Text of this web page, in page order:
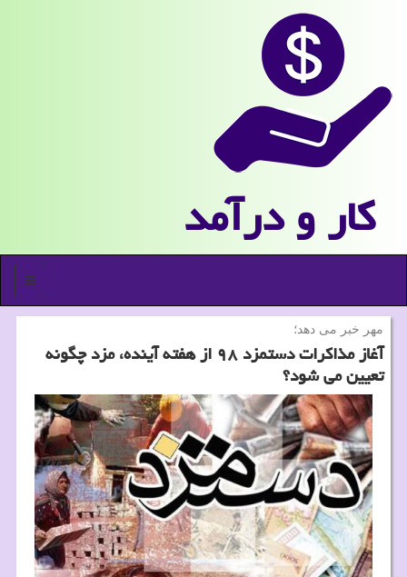
كار و درآمد
منو
مهر خبر می دهد؛
آغاز مذاكرات دستمزد ۹۸ از هفته آینده، مزد چگونه
تعیین می شود؟